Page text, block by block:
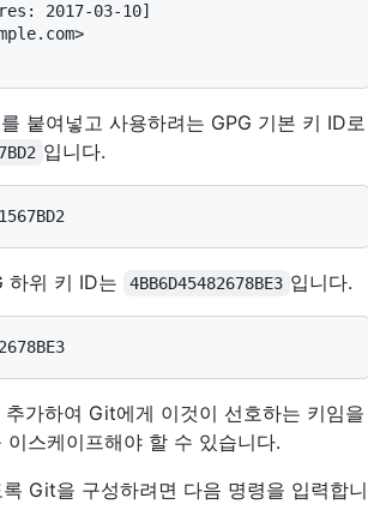
2017-03-10]
붙여넣고 사용하려는 GPG 기본 키 ID로
입니다.
하위 키 ID는 4BB6D45482678BE3 입니다.
추가하여 Git에게 이것이 선호하는 키임을
이스케이프해야 할 수 있습니다.
Git을 구성하려면 다음 명령을 입력합니